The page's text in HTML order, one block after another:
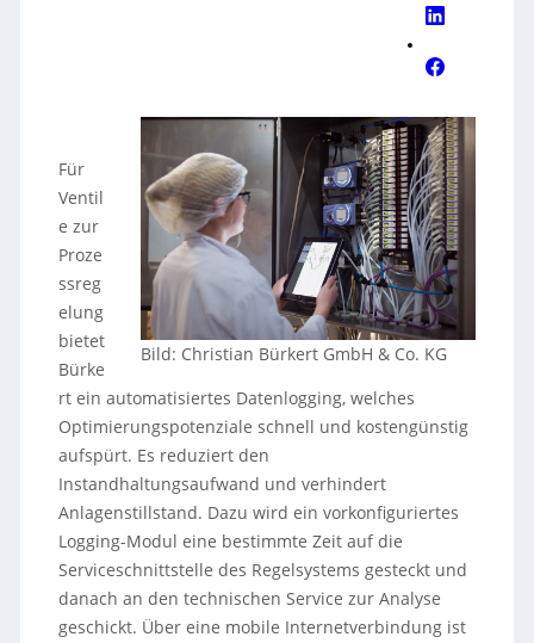
Bild: Christian Bürkert GmbH & Co. KG
Für
Ventil
e zur
Proze
ssreg
elung
bietet
Bürke
rt ein automatisiertes Datenlogging, welches
Optimierungspotenziale schnell und kostengünstig
aufspürt. Es reduziert den
Instandhaltungsaufwand und verhindert
Anlagenstillstand. Dazu wird ein vorkonfiguriertes
Logging-Modul eine bestimmte Zeit auf die
Serviceschnittstelle des Regelsystems gesteckt und
danach an den technischen Service zur Analyse
geschickt. Über eine mobile Internetverbindung ist